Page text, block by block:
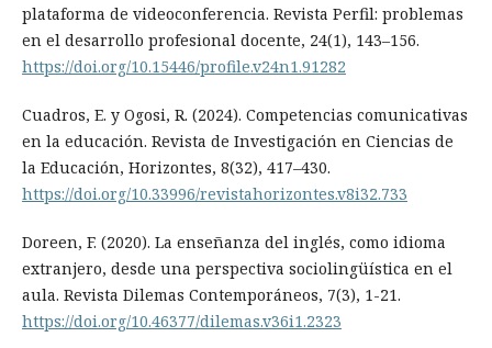
plataforma de videoconferencia. Revista Perfil: problemas
en el desarrollo profesional docente, 24(1), 143–156.
https://doi.org/10.15446/profile.v24n1.91282
Cuadros, E. y Ogosi, R. (2024). Competencias comunicativas
en la educación. Revista de Investigación en Ciencias de
la Educación, Horizontes, 8(32), 417–430.
https://doi.org/10.33996/revistahorizontes.v8i32.733
Doreen, F. (2020). La enseñanza del inglés, como idioma
extranjero, desde una perspectiva sociolingüística en el
aula. Revista Dilemas Contemporáneos, 7(3), 1-21.
https://doi.org/10.46377/dilemas.v36i1.2323